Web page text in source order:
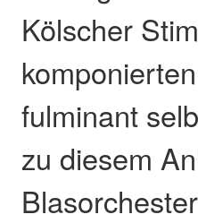
Kölscher
fulminant
zu diesem